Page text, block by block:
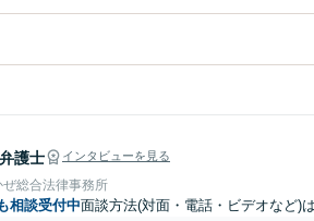
弁護士 インタビューを見る
総合法律事務所
相談受付中面談方法(対面・電話・ビデオなど)